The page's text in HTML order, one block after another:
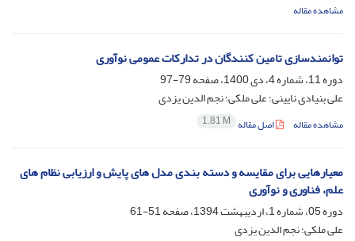
مشاهده مقاله
توانمندسازی تامین کنندگان در تدارکات عمومی نوآوری
دوره 11، شماره 4، دی 1400، صفحه
79-97
علی بنیادی نایینی؛ علی ملکی؛ نجم الدین یزدی
مشاهده مقاله اصل مقاله 1.81 M
معیارهایی برای مقایسه و دسته بندی مدل های پایش و ارزیابی نظام های
علم، فناوری و نوآوری
دوره 05، شماره 1، اردیبهشت 1394، صفحه
51-61
علی ملکی؛ نجم الدین یزدی